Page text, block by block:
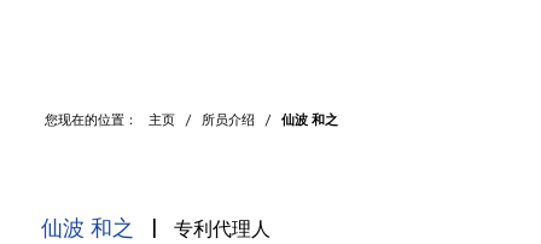
您现在的位置： 主页 / 所员介绍 / 仙波 和之
仙波 和之 | 专利代理人